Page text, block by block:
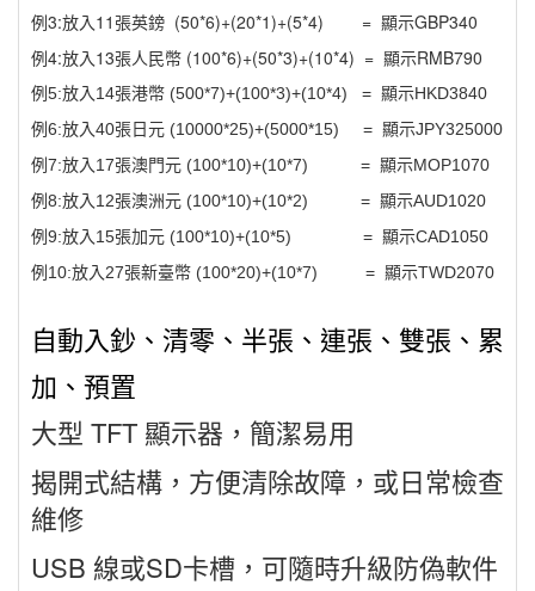
例3:放入11張英鎊 (50*6)+(20*1)+(5*4) = 顯示GBP340
例4:放入13張人民幣 (100*6)+(50*3)+(10*4) = 顯示RMB790
例5:放入14張港幣 (500*7)+(100*3)+(10*4) = 顯示HKD3840
例6:放入40張日元 (10000*25)+(5000*15) = 顯示JPY325000
例7:放入17張澳門元 (100*10)+(10*7) = 顯示MOP1070
例8:放入12張澳洲元 (100*10)+(10*2) = 顯示AUD1020
例9:放入15張加元 (100*10)+(10*5) = 顯示CAD1050
例10:放入27張新臺幣 (100*20)+(10*7) = 顯示TWD2070
自動入鈔、清零、半張、連張、雙張、累
加、預置
大型 TFT 顯示器，簡潔易用
揭開式結構，方便清除故障，或日常檢查
維修
USB 線或SD卡槽，可隨時升級防偽軟件